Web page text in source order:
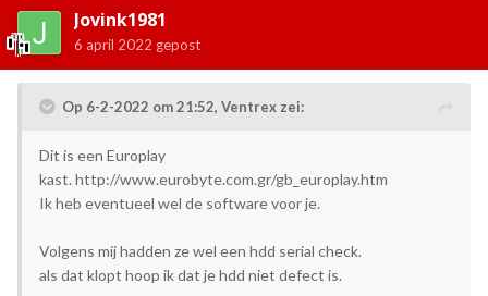
Jovink1981
6 april 2022 gepost
Op 6-2-2022 om 21:52, Ventrex zei:
Dit is een Europlay
kast. http://www.eurobyte.com.gr/gb_europlay.htm
Ik heb eventueel wel de software voor je.
Volgens mij hadden ze wel een hdd serial check.
als dat klopt hoop ik dat je hdd niet defect is.